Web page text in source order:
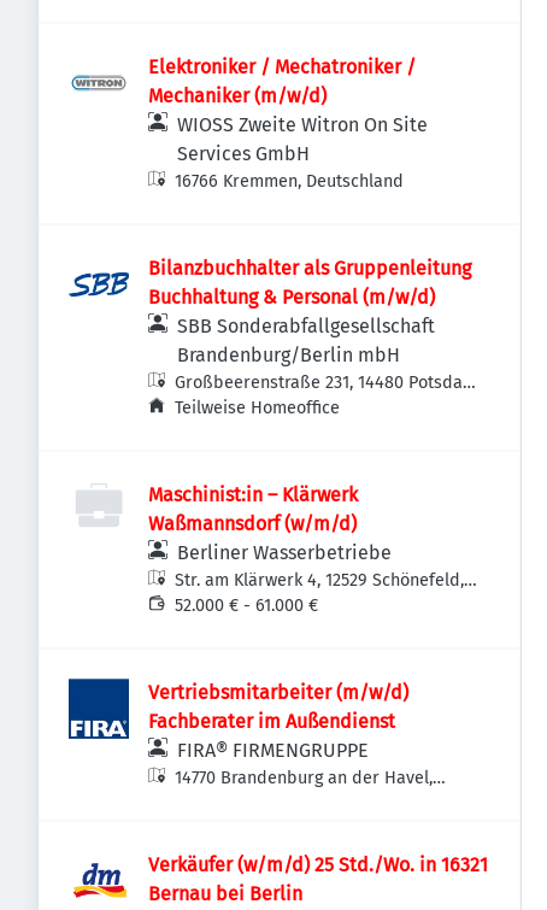
Elektroniker / Mechatroniker /
Mechaniker (m/w/d)
WIOSS Zweite Witron On Site
Services GmbH
16766 Kremmen, Deutschland
Bilanzbuchhalter als Gruppenleitung
Buchhaltung & Personal (m/w/d)
SBB Sonderabfallgesellschaft
Brandenburg/Berlin mbH
Großbeerenstraße 231, 14480 Potsdam
Südost, Deutschland
Teilweise Homeoffice
Maschinist:in – Klärwerk
Waßmannsdorf (w/m/d)
Berliner Wasserbetriebe
Str. am Klärwerk 4, 12529 Schönefeld,
Deutschland
52.000 € - 61.000 €
Vertriebsmitarbeiter (m/w/d)
Fachberater im Außendienst
FIRA® FIRMENGRUPPE
14770 Brandenburg an der Havel,
Verkäufer (w/m/d) 25 Std./Wo. in 16321
Bernau bei Berlin